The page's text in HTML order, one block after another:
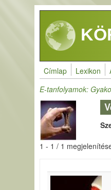
Ugrás a tartalomra
Címlap Lexikon
E-tanfolyamok:
1 - 1 / 1